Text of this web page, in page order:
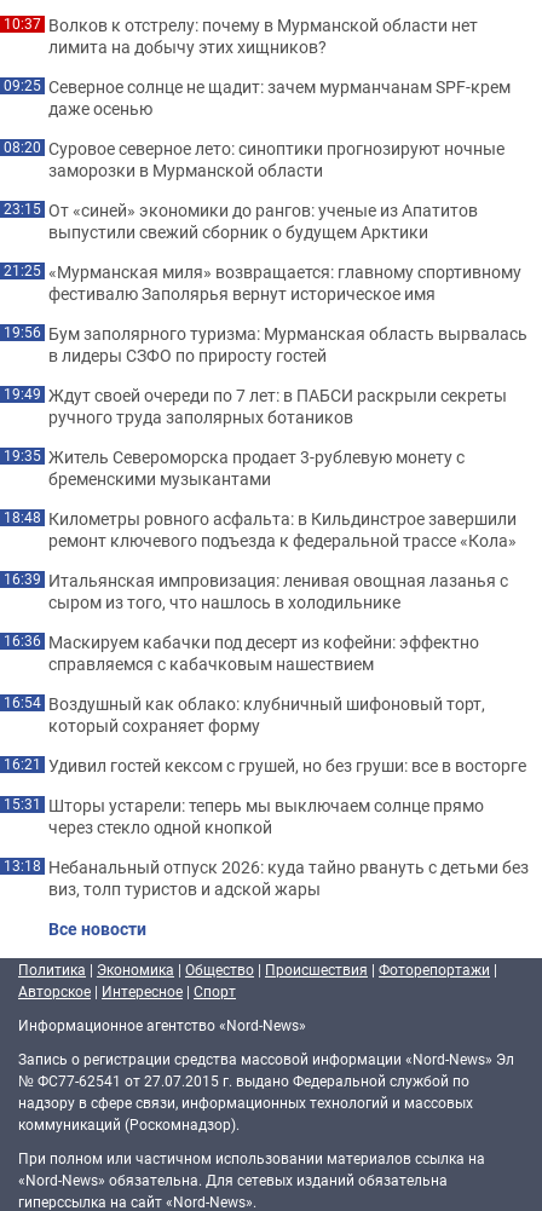
10:37 Волков к отстрелу: почему в Мурманской области нет
лимита на добычу этих хищников?
09:25 Северное солнце не щадит: зачем мурманчанам SPF-крем
даже осенью
08:20 Суровое северное лето: синоптики прогнозируют ночные
заморозки в Мурманской области
23:15 От «синей» экономики до рангов: ученые из Апатитов
выпустили свежий сборник о будущем Арктики
21:25 «Мурманская миля» возвращается: главному спортивному
фестивалю Заполярья вернут историческое имя
19:56 Бум заполярного туризма: Мурманская область вырвалась
в лидеры СЗФО по приросту гостей
19:49 Ждут своей очереди по 7 лет: в ПАБСИ раскрыли секреты
ручного труда заполярных ботаников
19:35 Житель Североморска продает 3-рублевую монету с
бременскими музыкантами
18:48 Километры ровного асфальта: в Кильдинстрое завершили
ремонт ключевого подъезда к федеральной трассе «Кола»
16:39 Итальянская импровизация: ленивая овощная лазанья с
сыром из того, что нашлось в холодильнике
16:36 Маскируем кабачки под десерт из кофейни: эффектно
справляемся с кабачковым нашествием
16:54 Воздушный как облако: клубничный шифоновый торт,
который сохраняет форму
16:21 Удивил гостей кексом с грушей, но без груши: все в восторге
15:31 Шторы устарели: теперь мы выключаем солнце прямо
через стекло одной кнопкой
13:18 Небанальный отпуск 2026: куда тайно рвануть с детьми без
виз, толп туристов и адской жары
Все новости
Политика | Экономика | Общество | Происшествия | Фоторепортажи |
Авторское | Интересное | Спорт
Информационное агентство «Nord-News»
Запись о регистрации средства массовой информации «Nord-News» Эл
№ ФС77-62541 от 27.07.2015 г. выдано Федеральной службой по
надзору в сфере связи, информационных технологий и массовых
коммуникаций (Роскомнадзор).
При полном или частичном использовании материалов ссылка на
«Nord-News» обязательна. Для сетевых изданий обязательна
гиперссылка на сайт «Nord-News».